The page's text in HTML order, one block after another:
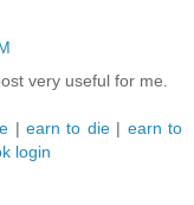
very useful for me.
| earn to die | earn to
login